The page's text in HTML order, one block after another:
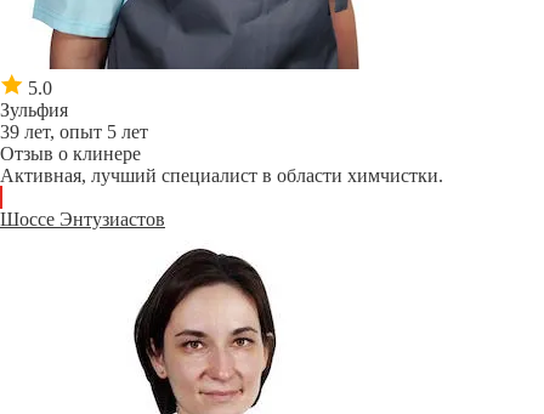
5.0
Зульфия
39 лет, опыт 5 лет
Отзыв о клинере
Активная, лучший специалист в области химчистки.
Шоссе Энтузиастов